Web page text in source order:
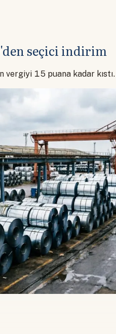
seçici indirim
15 puana kadar